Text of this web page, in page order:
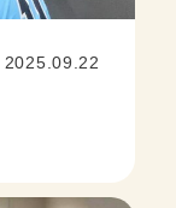
2025.09.22